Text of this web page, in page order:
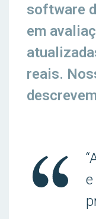
software
em
reais.